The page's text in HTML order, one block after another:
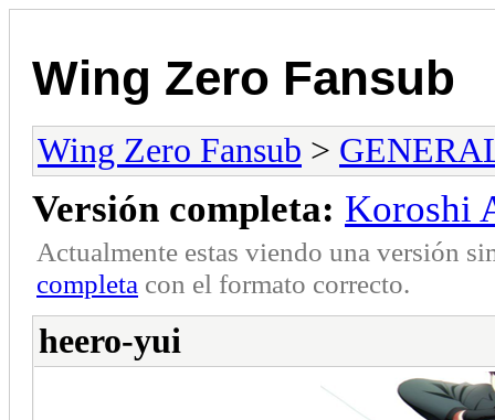
Wing Zero Fansub
Wing Zero Fansub >
Versión completa: Koroshi
Actualmente estas viendo una versión
completa con el formato correcto.
heero-yui